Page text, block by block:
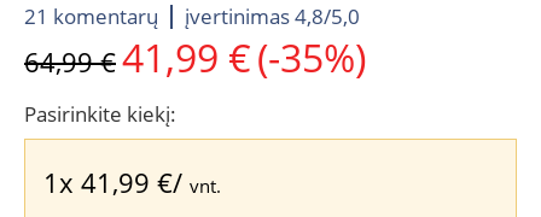
21 komentarų įvertinimas 4,8/5,0
64,99€Original
price
was:
64,99 €.
41,99 € Current
price
41,99 €.
(-35%)
Pasirinkite kiekį:
1x 41,99 €/ vnt.